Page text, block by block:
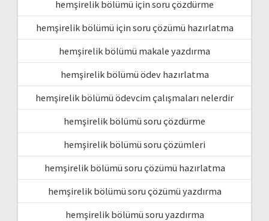
hemşirelik bölümü için soru çözdürme
hemşirelik bölümü için soru çözümü hazırlatma
hemşirelik bölümü makale yazdırma
hemşirelik bölümü ödev hazırlatma
hemşirelik bölümü ödevcim çalışmaları nelerdir
hemşirelik bölümü soru çözdürme
hemşirelik bölümü soru çözümleri
hemşirelik bölümü soru çözümü hazırlatma
hemşirelik bölümü soru çözümü yazdırma
hemşirelik bölümü soru yazdırma